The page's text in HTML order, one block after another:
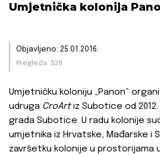
Umjetnička kolonija
Objavljeno: 25.01.2016.
Pregleda: 529
Umjetničku koloniju „Panon“
udruga CroArtiz Subotice od
grada Subotice. U radu kolonije
umjetnika iz Hrvatske, Mađarske i
završetku kolonije u prostorijama